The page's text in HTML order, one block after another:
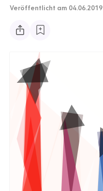
Veröffentlicht am 04.06.2019